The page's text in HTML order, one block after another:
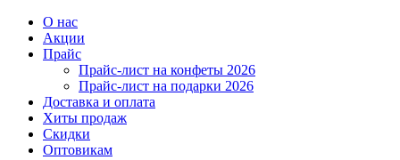
О нас
Акции
Прайс
Прайс-лист на конфеты 2026
Прайс-лист на подарки 2026
Доставка и оплата
Хиты продаж
Скидки
Оптовикам